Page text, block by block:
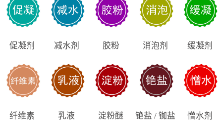
促凝剂 减水剂 胶粉 消泡剂 缓凝剂
纤维素 乳液 淀粉醚 铯盐 / 铷盐 憎水剂